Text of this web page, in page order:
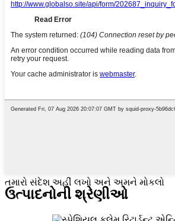
તમારો સંદેશ અહીં લખો અને અમને મોકલો
ઉત્પાદનોની શ્રેણીઓ